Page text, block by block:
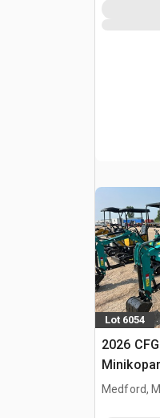
Lot 6054
2026
Medford,